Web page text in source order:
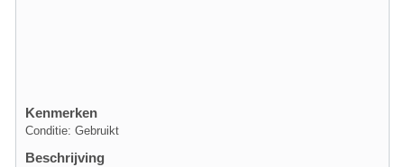
Kenmerken
Conditie: Gebruikt
Beschrijving